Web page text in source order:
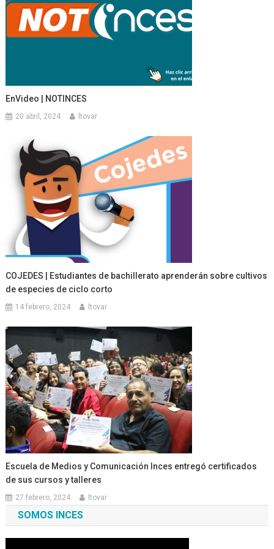
EnVideo | NOTINCES
20 abril, 2024 ltovar
COJEDES | Estudiantes de bachillerato aprenderán sobre cultivos
de especies de ciclo corto
14 febrero, 2024 ltovar
Escuela de Medios y Comunicación Inces entregó certificados
de sus cursos y talleres
27 febrero, 2024 ltovar
SOMOS INCES